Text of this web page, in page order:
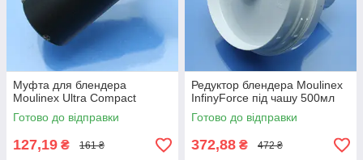
Муфта для блендера
Moulinex Ultra Compact
Готово до відправки
127,19 ₴ 161 ₴
Редуктор блендера Moulinex
InfinyForce під чашу 500мл
Готово до відправки
372,88 ₴ 472 ₴